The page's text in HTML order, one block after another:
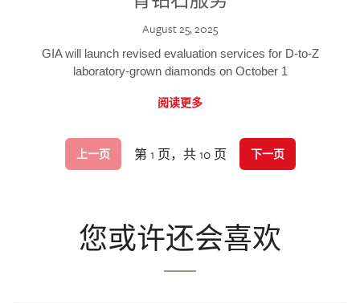
August 25, 2025
GIA will launch revised evaluation services for D-to-Z
laboratory-grown diamonds on October 1
阅读更多
上一页 第 1 页，共 10 页 下一页
您或许还会喜欢